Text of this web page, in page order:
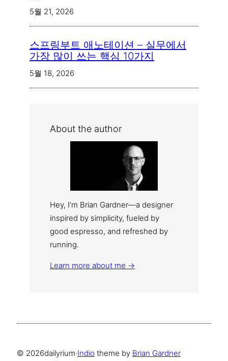
5월 21, 2026
스프링부트 애노테이션 – 실무에서
가장 많이 쓰는 핵심 10가지
5월 18, 2026
About the author
Hey, I’m Brian Gardner—a designer
inspired by simplicity, fueled by
good espresso, and refreshed by
running.
Learn more about me →
© 2026dailyrium·Indio theme by Brian Gardner